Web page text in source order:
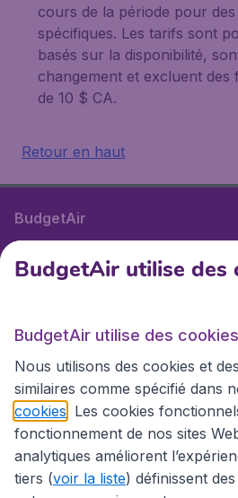
cours de la période pour
spécifiques. Les tarifs sont
basés sur la disponibilité,
changement et excluent des
de 10 $ CA.
Retour en haut
BudgetAir
Sites internationaux
Sites internationaux
BudgetAir utilise des
BudgetAir utilise des cookies
Nous utilisons des cookies et
similaires comme spécifié dans
cookies . Les cookies
fonctionnement de nos sites
analytiques améliorent
tiers (voir la liste) définissent